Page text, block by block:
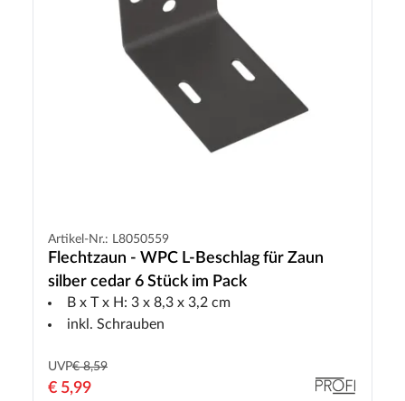
Artikel-Nr.: L8050559
Flechtzaun - WPC L-Beschlag für Zaun
silber cedar 6 Stück im Pack
B x T x H: 3 x 8,3 x 3,2 cm
inkl. Schrauben
UVP€ 8,59
€ 5,99